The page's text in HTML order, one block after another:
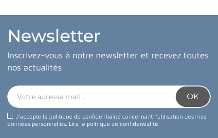
Newsletter
Inscrivez-vous à notre newsletter et recevez toutes
nos actualités
J'accepte la politique de confidentialité concernant l'utilisation des mes
données personnelles. Lire la politique de confidentialité.